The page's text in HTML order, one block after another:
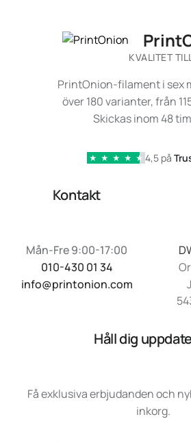
KVALITET
PrintOnion-filament i sex
över 180 varianter, från
Skickas inom 48
★ ★ ★ ★ ★ 4,5 på
Kontakt
Mån-Fre 9:00-17:00
010-430 01 34
info@printonion.com
Håll dig
Få exklusiva erbjudanden och
inkorg.